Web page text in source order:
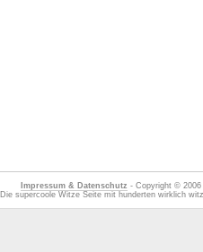
Impressum & Datenschutz - Copyright ©
Die supercoole Witze Seite mit hunderten wirklich